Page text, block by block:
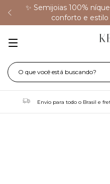
✨ Semijoias 100%
conforto e estilo
Envio para todo o Brasil e